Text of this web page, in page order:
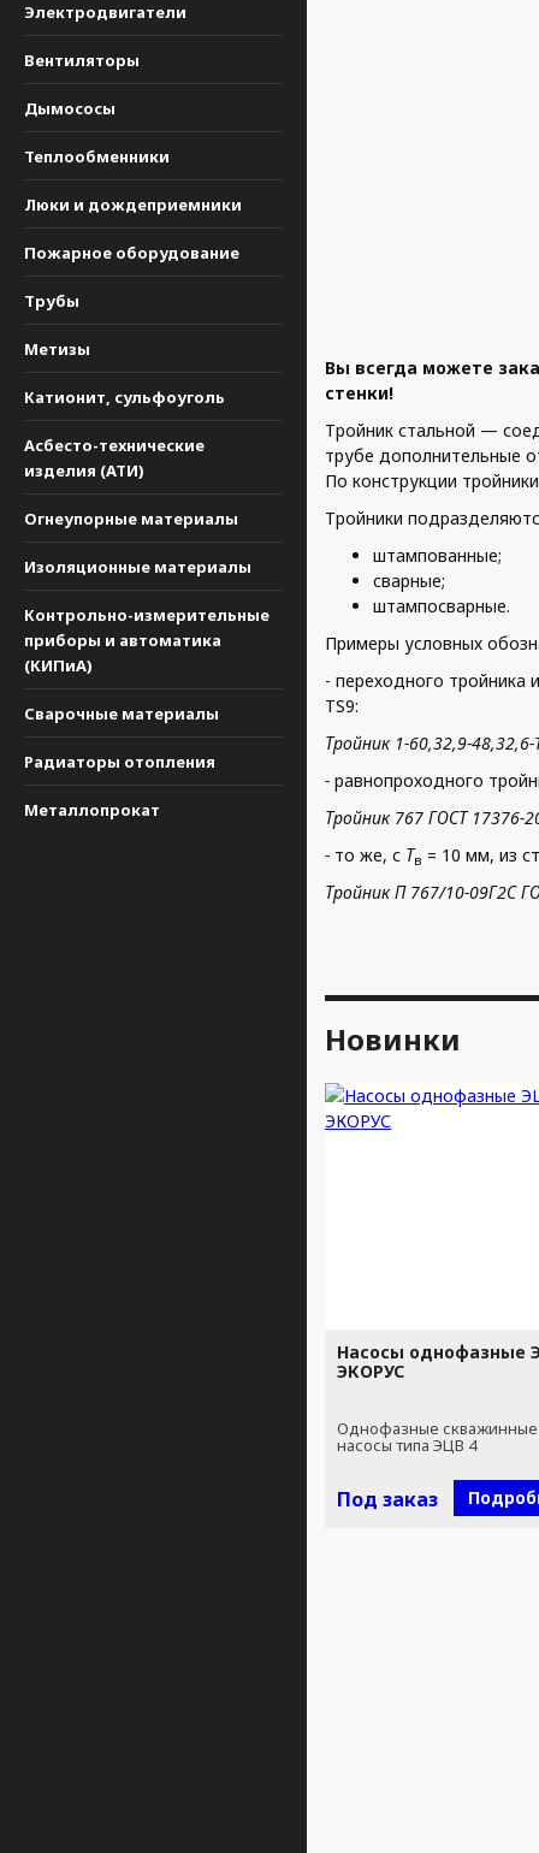
Электродвигатели
Вентиляторы
Дымососы
Теплообменники
Люки и дождеприемники
Пожарное оборудование
Трубы
Метизы
Катионит, сульфоуголь
Асбесто-технические
изделия (АТИ)
Огнеупорные материалы
Изоляционные материалы
Контрольно-измерительные
приборы и автоматика
(КИПиА)
Сварочные материалы
Радиаторы отопления
Металлопрокат
Вы всегда можете
стенки!
Тройник стальной —
трубе дополнительные
По конструкции
Тройники
штампованные;
сварные;
штампосварные.
Примеры условных
- переходного тройника
TS9:
Тройник 1-60,32,9-48,32,6-
- равнопроходного
Тройник 767 ГОСТ 17376-
- то же, с Тв = 10 мм, из
Тройник П 767/10-09Г2С
Новинки
Насосы однофазные
ЭКОРУС
Однофазные скважинные
насосы типа ЭЦВ 4
Под заказ